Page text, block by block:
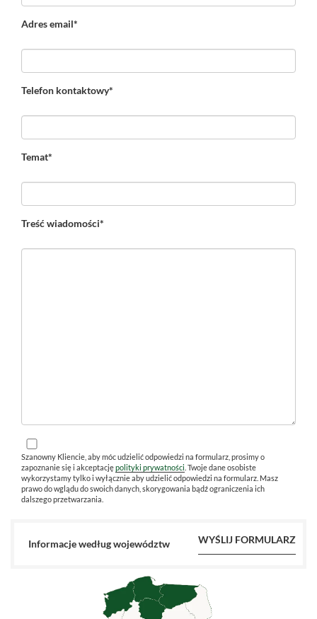
Adres email*
Telefon kontaktowy*
Temat*
Treść wiadomości*
Szanowny Kliencie, aby móc udzielić odpowiedzi na formularz, prosimy o
zapoznanie się i akceptacjępolityki prywatności . Twoje dane osobiste
wykorzystamy tylko i wyłącznie aby udzielić odpowiedzi na formularz. Masz
prawo do wglądu do swoich danych, skorygowania bądź ograniczenia ich
dalszego przetwarzania.
Informacje według województw